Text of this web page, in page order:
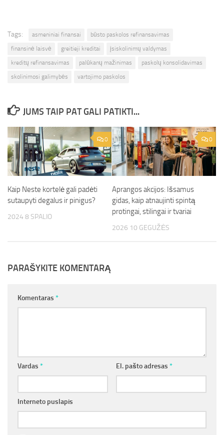
Tags: asmeniniai finansai
būsto paskolos refinansavimas
finansinė laisvė
greitieji kreditai
įsiskolinimų valdymas
kreditų refinansavimas
palūkanų mažinimas
paskolų konsolidavimas
skolinimosi galimybės
vartojimo paskolos
JUMS TAIP PAT GALI PATIKTI...
0
Kaip Neste kortelė gali padėti
sutaupyti degalus ir pinigus?
2024 8 SPALIO
0
Aprangos akcijos: Išsamus
gidas, kaip atnaujinti spintą
protingai, stilingai ir tvariai
2026 10 GEGUŽĖS
PARAŠYKITE KOMENTARĄ
Komentaras *
Vardas * El. pašto adresas *
Interneto puslapis